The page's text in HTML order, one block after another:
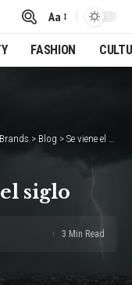
Font
Resizer
Aa
FASHION
> Blog > Se viene el diluvio del siglo
siglo
3 Min Read